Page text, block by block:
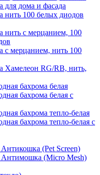
для дома и фасада
нить 100 белых диодов
нить с мерцанием, 100
с мерцанием, нить 100
Хамелеон RG/RB, нить,
бахрома белая
бахрома белая с
бахрома тепло-белая
бахрома тепло-белая с
(Pet Screen)
Антимошка (Micro Mesh)